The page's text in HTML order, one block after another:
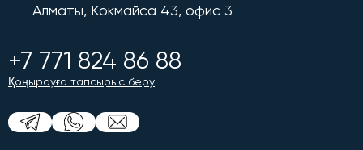
Алматы, Кокмайса 43, офис 3
+7 771 824 86 88
Қоңырауға тапсырыс беру